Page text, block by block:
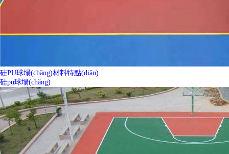
硅PU球場(chǎng)材料特點(diǎn)
硅pu球場(chǎng)